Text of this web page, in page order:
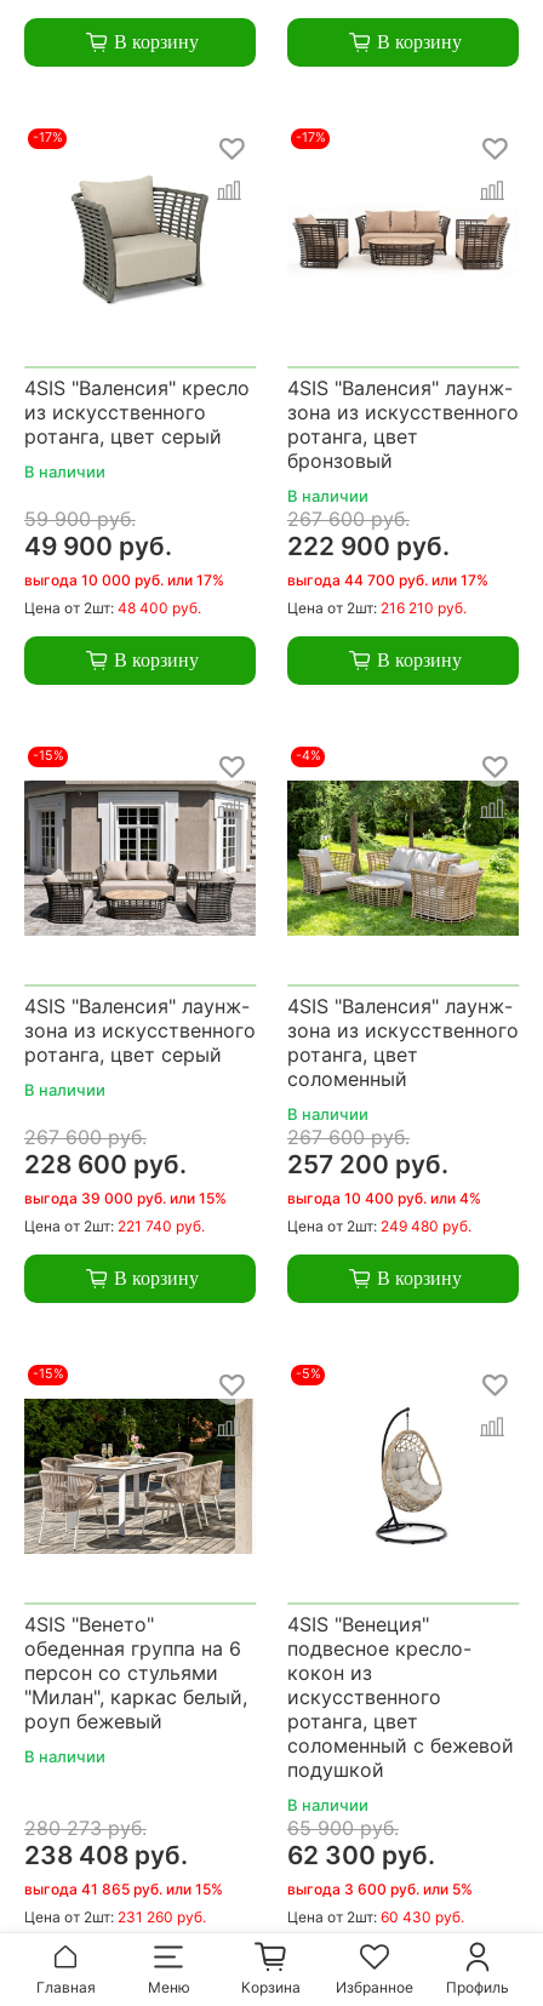
В корзину В корзину
-17%
4SIS "Валенсия" кресло
из искусственного
ротанга, цвет серый
В наличии
59 900 руб.
49 900 руб.
выгода 10 000 руб. или 17%
Цена от 2шт: 48 400 руб.
В корзину
-17%
4SIS "Валенсия" лаунж-
зона из искусственного
ротанга, цвет
бронзовый
В наличии
267 600 руб.
222 900 руб.
выгода 44 700 руб. или 17%
Цена от 2шт: 216 210 руб.
В корзину
-15%
4SIS "Валенсия" лаунж-
зона из искусственного
ротанга, цвет серый
В наличии
267 600 руб.
228 600 руб.
выгода 39 000 руб. или 15%
Цена от 2шт: 221 740 руб.
В корзину
-4%
4SIS "Валенсия" лаунж-
зона из искусственного
ротанга, цвет
соломенный
В наличии
267 600 руб.
257 200 руб.
выгода 10 400 руб. или 4%
Цена от 2шт: 249 480 руб.
В корзину
-15%
4SIS "Венето"
обеденная группа на 6
персон со стульями
"Милан", каркас белый,
роуп бежевый
В наличии
280 273 руб.
238 408 руб.
выгода 41 865 руб. или 15%
Цена от 2шт: 231 260 руб.
В корзину
-5%
4SIS "Венеция"
подвесное кресло-
кокон из
искусственного
ротанга, цвет
соломенный с бежевой
подушкой
В наличии
65 900 руб.
62 300 руб.
выгода 3 600 руб. или 5%
Цена от 2шт: 60 430 руб.
В корзину
Главная Меню Корзина Избранное Профиль